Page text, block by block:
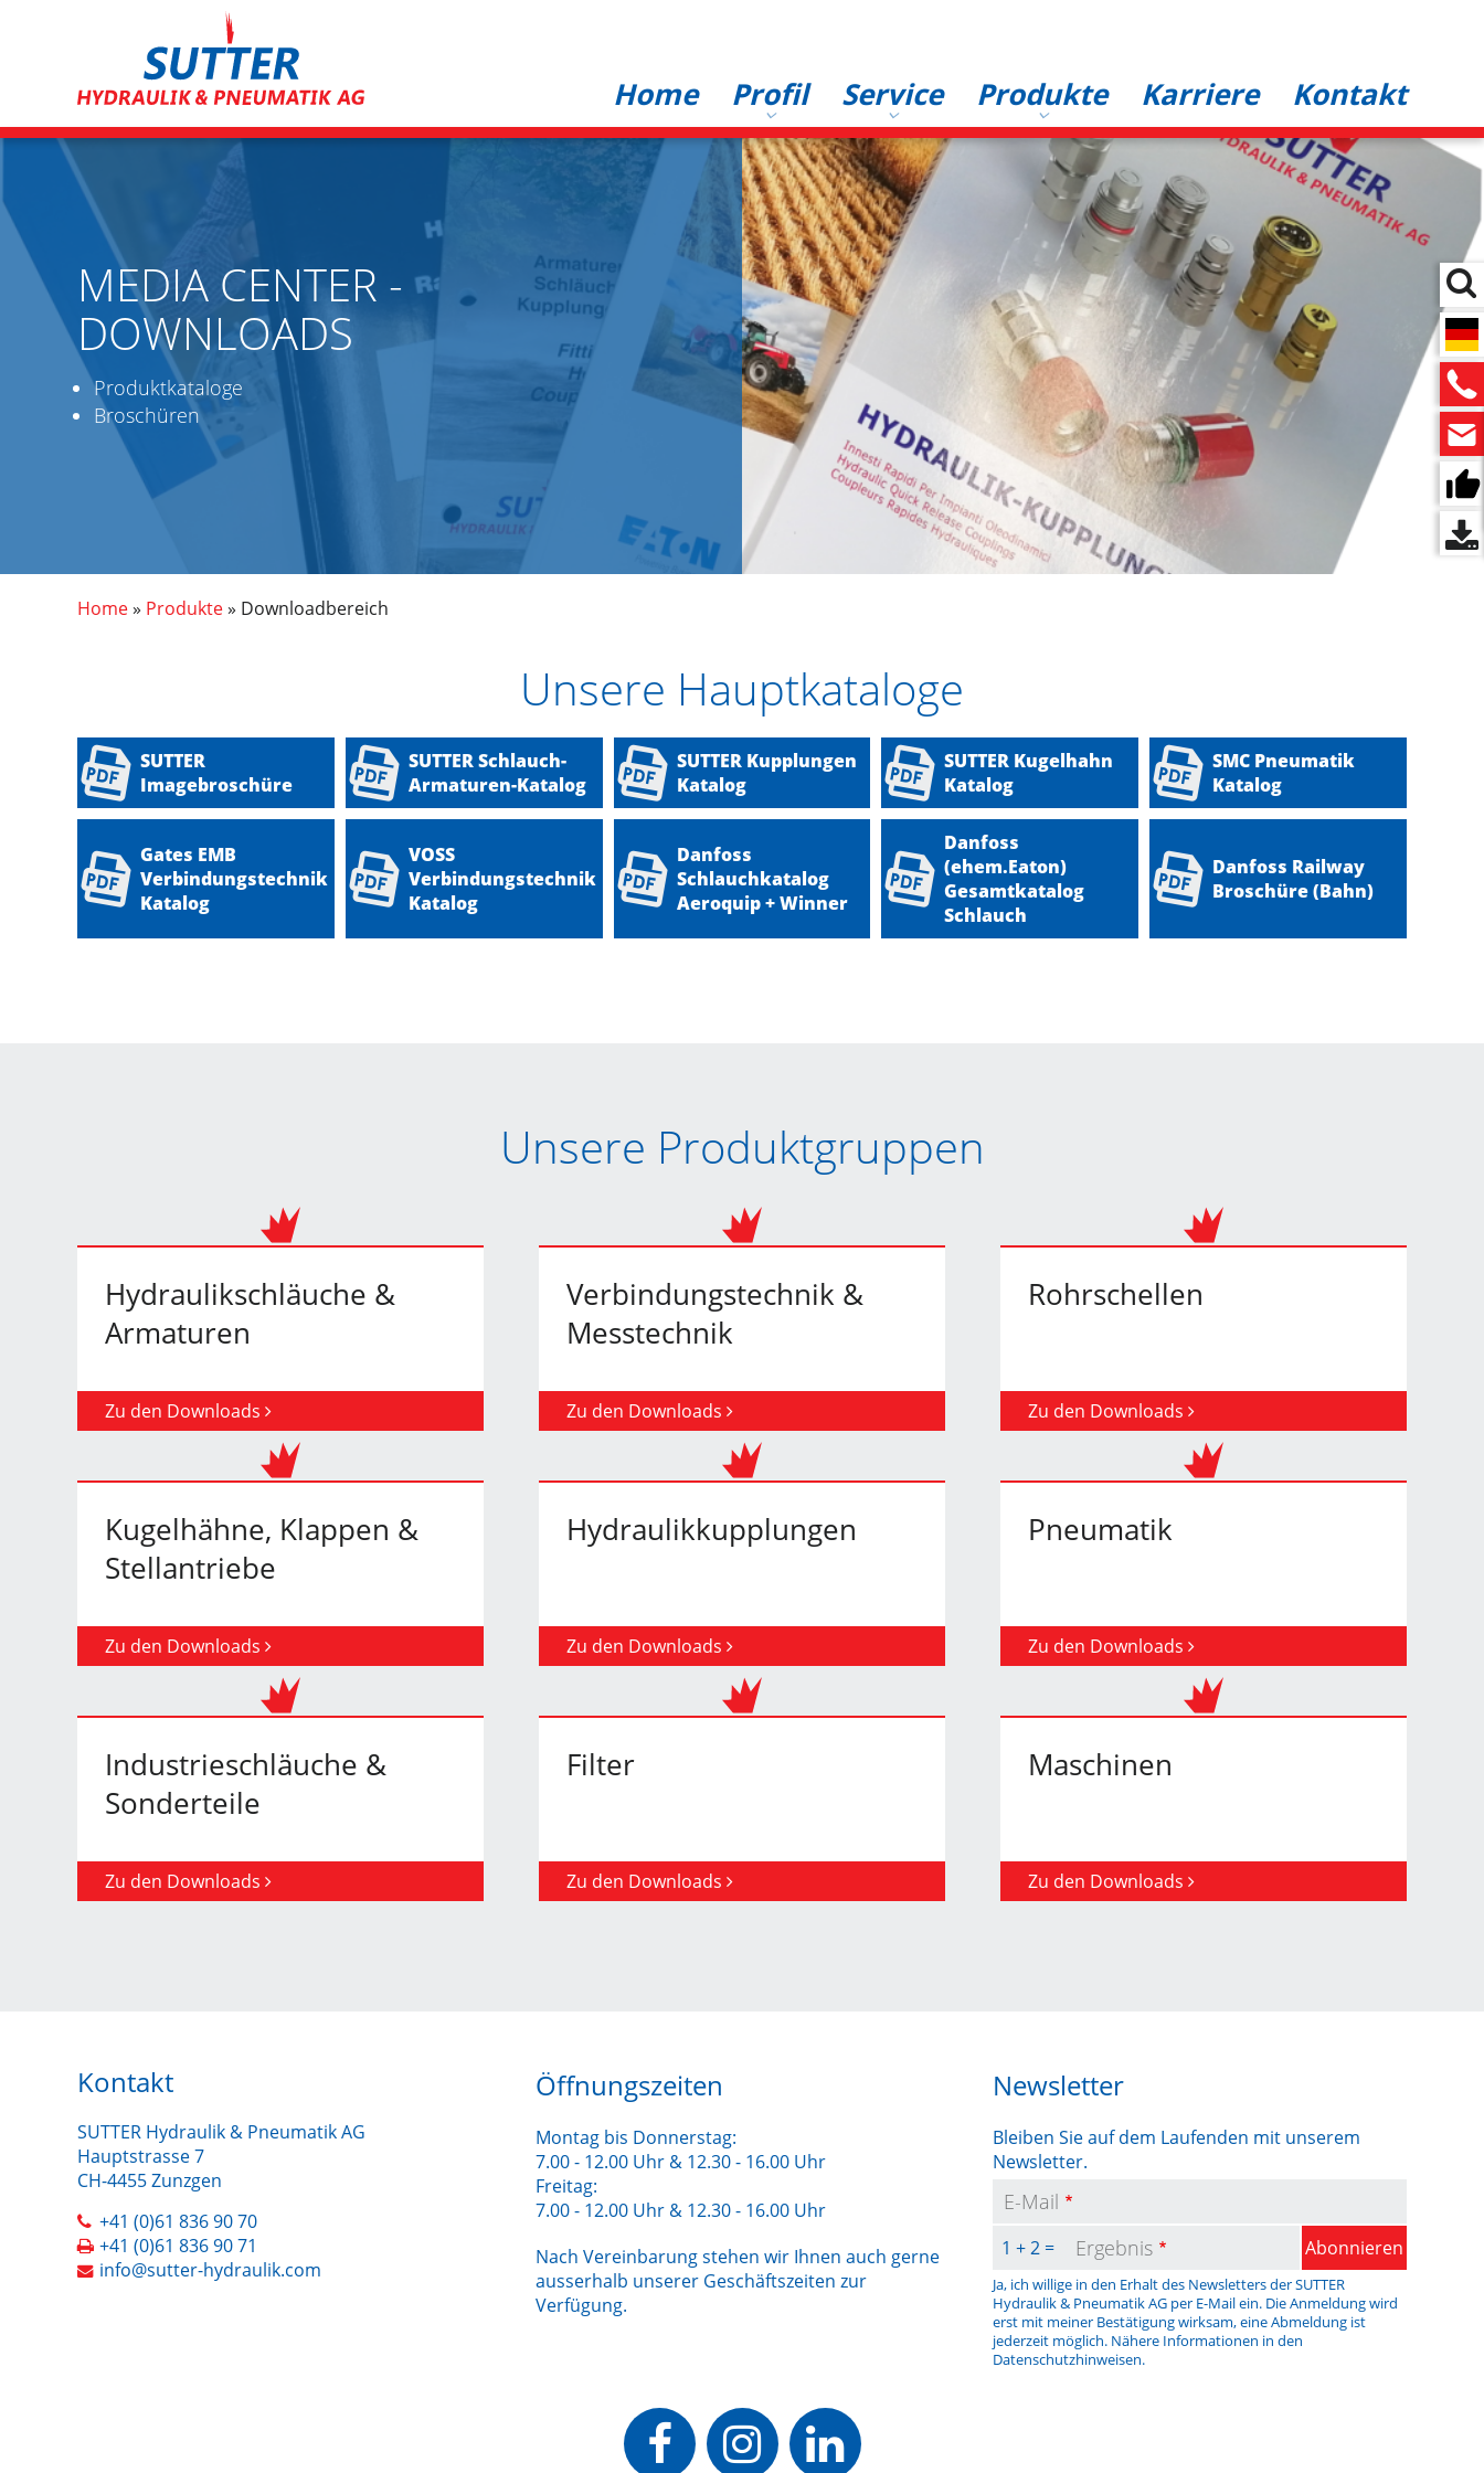
Home Profil Service Produkte Karriere Kontakt
MEDIA CENTER -
DOWNLOADS
Produktkataloge
Broschüren
Pfadnavigation
Home Produkte Downloadbereich
Unsere Hauptkataloge
SUTTER
Imagebroschüre
SUTTER Schlauch-
Armaturen-Katalog
SUTTER Kupplungen
Katalog
SUTTER Kugelhahn
Katalog
SMC Pneumatik
Katalog
Gates EMB
Verbindungstechnik
Katalog
VOSS
Verbindungstechnik
Katalog
Danfoss
Schlauchkatalog
Aeroquip + Winner
Danfoss
(ehem.Eaton)
Gesamtkatalog
Schlauch
Danfoss Railway
Broschüre (Bahn)
Unsere Produktgruppen
Hydraulikschläuche &
Armaturen
Zu den Downloads
Verbindungstechnik &
Messtechnik
Zu den Downloads
Rohrschellen
Zu den Downloads
Kugelhähne, Klappen &
Stellantriebe
Zu den Downloads
Hydraulikkupplungen
Zu den Downloads
Pneumatik
Zu den Downloads
Industrieschläuche &
Sonderteile
Zu den Downloads
Filter
Zu den Downloads
Maschinen
Zu den Downloads
Kontakt
SUTTER Hydraulik & Pneumatik AG
Hauptstrasse 7
CH-4455 Zunzgen
+41 (0)61 836 90 70
+41 (0)61 836 90 71
info@sutter-hydraulik.com
Öffnungszeiten
Montag bis Donnerstag:
7.00 - 12.00 Uhr & 12.30 - 16.00 Uhr
Freitag:
7.00 - 12.00 Uhr & 12.30 - 16.00 Uhr
Nach Vereinbarung stehen wir Ihnen auch gerne
ausserhalb unserer Geschäftszeiten zur
Verfügung.
Newsletter
E-Mail
Bleiben Sie auf dem Laufenden mit unserem
Newsletter.
Ergebnis
1 + 2 = Abonnieren
Ja, ich willige in den Erhalt des Newsletters der SUTTER
Hydraulik & Pneumatik AG per E-Mail ein. Die Anmeldung wird
erst mit meiner Bestätigung wirksam, eine Abmeldung ist
jederzeit möglich. Nähere Informationen in den
Datenschutzhinweisen.